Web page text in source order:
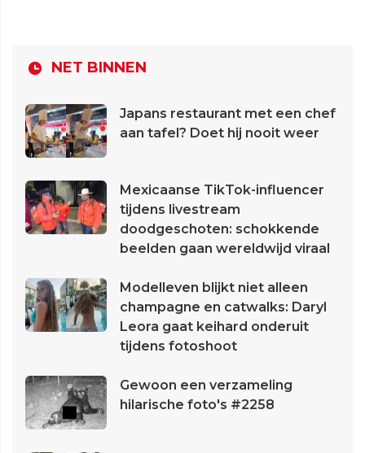
NET BINNEN
Japans restaurant met een chef
aan tafel? Doet hij nooit weer
Mexicaanse TikTok-influencer
tijdens livestream
doodgeschoten: schokkende
beelden gaan wereldwijd viraal
Modelleven blijkt niet alleen
champagne en catwalks: Daryl
Leora gaat keihard onderuit
tijdens fotoshoot
Gewoon een verzameling
hilarische foto's #2258